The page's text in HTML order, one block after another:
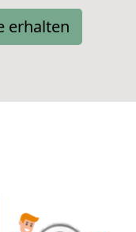
erhalten